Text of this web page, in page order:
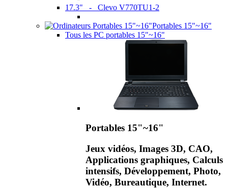
17.3" - Clevo V770TU1-2
Portables 15"~16"
Tous les PC portables 15"~16"
Portables 15"~16"
Jeux vidéos, Images 3D, CAO,
Applications graphiques, Calculs
intensifs, Développement, Photo,
Vidéo, Bureautique, Internet.